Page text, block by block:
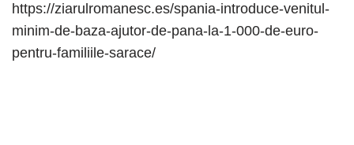
https://ziarulromanesc.es/spania-introduce-venitul-
minim-de-baza-ajutor-de-pana-la-1-000-de-euro-
pentru-familiile-sarace/